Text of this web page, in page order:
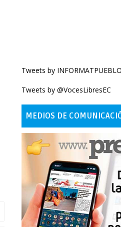
Tweets by INFORMATPUEBLO
Tweets by @VocesLibresEC
MEDIOS DE